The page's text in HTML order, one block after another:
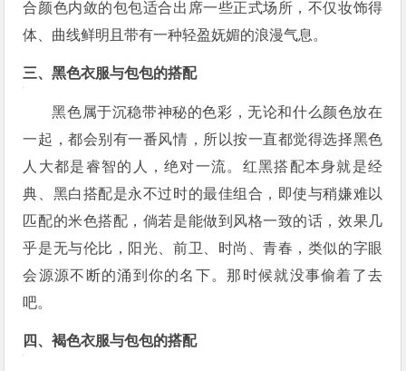
合颜色内敛的包包适合出席一些正式场所，不仅妆饰得
体、曲线鲜明且带有一种轻盈妩媚的浪漫气息。
三、黑色衣服与包包的搭配
黑色属于沉稳带神秘的色彩，无论和什么颜色放在
一起，都会别有一番风情，所以按一直都觉得选择黑色
人大都是睿智的人，绝对一流。红黑搭配本身就是经
典、黑白搭配是永不过时的最佳组合，即使与稍嫌难以
匹配的米色搭配，倘若是能做到风格一致的话，效果几
乎是无与伦比，阳光、前卫、时尚、青春，类似的字眼
会源源不断的涌到你的名下。那时候就没事偷着了去
吧。
四、褐色衣服与包包的搭配